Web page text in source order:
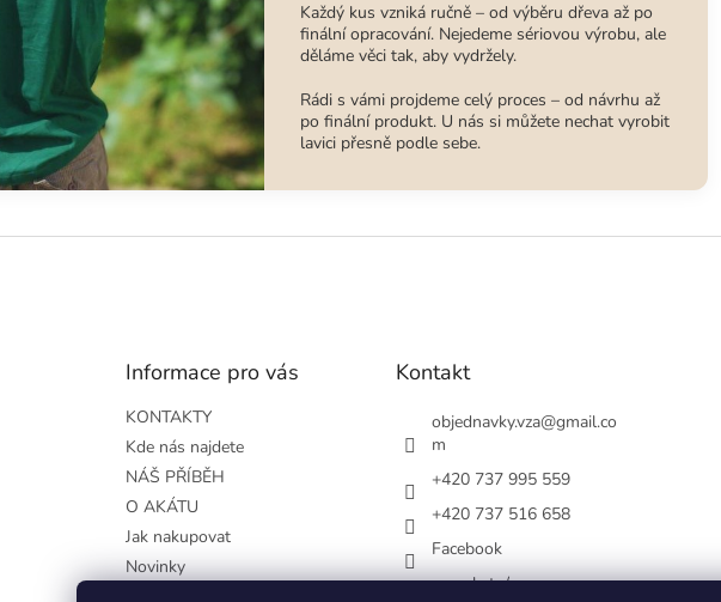
Každý kus vzniká ručně – od výběru dřeva až po
finální opracování. Nejedeme sériovou výrobu, ale
děláme věci tak, aby vydržely.
Rádi s vámi projdeme celý proces – od návrhu až
po finální produkt. U nás si můžete nechat vyrobit
lavici přesně podle sebe.
Informace pro vás
KONTAKTY
Kde nás najdete
NÁŠ PŘÍBĚH
O AKÁTU
Jak nakupovat
Novinky
Kontakt
objednavky.vza@gmail.co
m
+420 737 995 559
+420 737 516 658
Facebook
vsezakatu/